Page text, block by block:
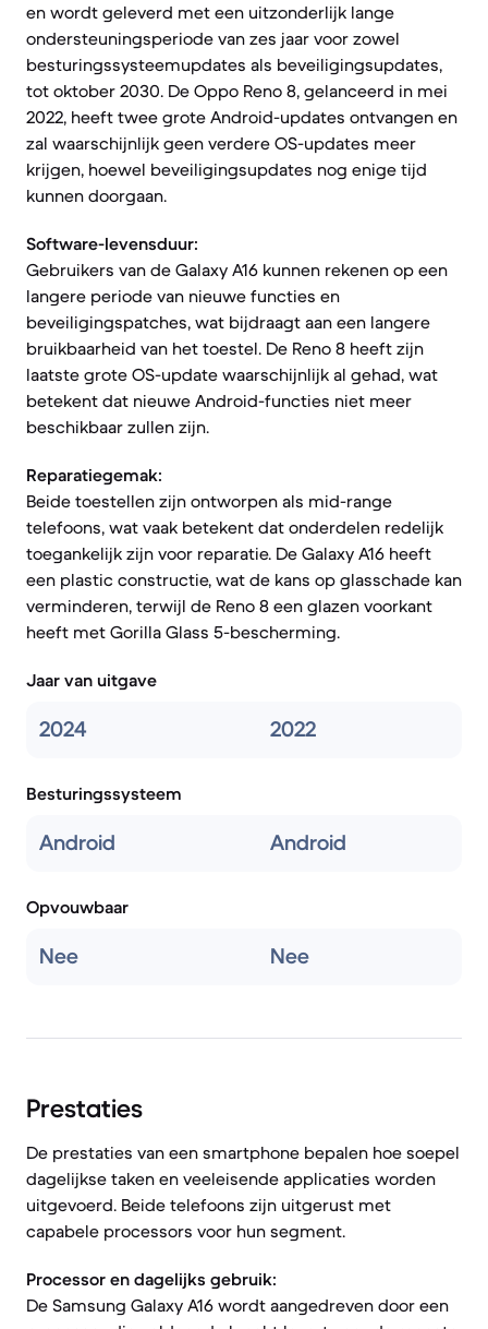
en wordt geleverd met een uitzonderlijk lange
ondersteuningsperiode van zes jaar voor zowel
besturingssysteemupdates als beveiligingsupdates,
tot oktober 2030. De Oppo Reno 8, gelanceerd in mei
2022, heeft twee grote Android-updates ontvangen en
zal waarschijnlijk geen verdere OS-updates meer
krijgen, hoewel beveiligingsupdates nog enige tijd
kunnen doorgaan.
Software-levensduur:
Gebruikers van de Galaxy A16 kunnen rekenen op een
langere periode van nieuwe functies en
beveiligingspatches, wat bijdraagt aan een langere
bruikbaarheid van het toestel. De Reno 8 heeft zijn
laatste grote OS-update waarschijnlijk al gehad, wat
betekent dat nieuwe Android-functies niet meer
beschikbaar zullen zijn.
Reparatiegemak:
Beide toestellen zijn ontworpen als mid-range
telefoons, wat vaak betekent dat onderdelen redelijk
toegankelijk zijn voor reparatie. De Galaxy A16 heeft
een plastic constructie, wat de kans op glasschade kan
verminderen, terwijl de Reno 8 een glazen voorkant
heeft met Gorilla Glass 5-bescherming.
Jaar van uitgave
2024 2022
Besturingssysteem
Android Android
Opvouwbaar
Nee Nee
Prestaties
De prestaties van een smartphone bepalen hoe soepel
dagelijkse taken en veeleisende applicaties worden
uitgevoerd. Beide telefoons zijn uitgerust met
capabele processors voor hun segment.
Processor en dagelijks gebruik:
De Samsung Galaxy A16 wordt aangedreven door een